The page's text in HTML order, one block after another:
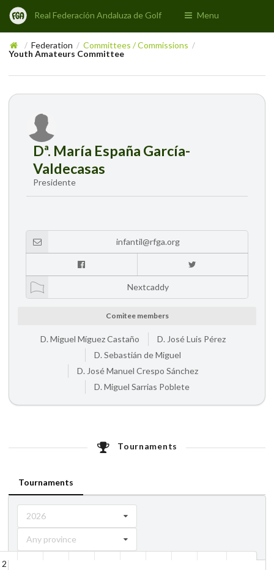
Real Federación Andaluza de Golf Menu
/ Federation / Committees / Commissions /
Youth Amateurs Committee
Dª. María España García-
Valdecasas
Presidente
infantil@rfga.org
Nextcaddy
Comitee members
D. Miguel Míguez Castaño
D. José Luis Pérez
D. Sebastián de Miguel
D. José Manuel Crespo Sánchez
D. Miguel Sarrias Poblete
Tournaments
Tournaments
2026
Any province
2